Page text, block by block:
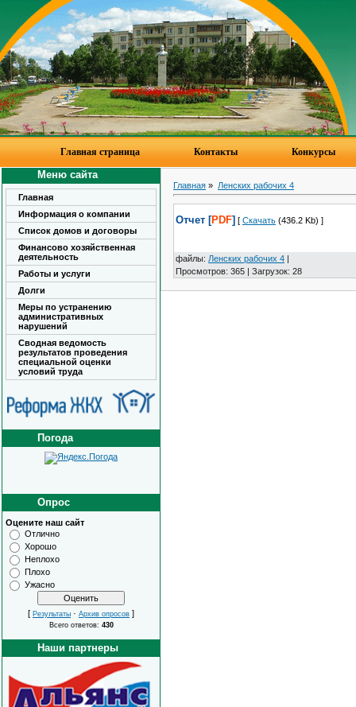
Главная страница Контакты Конкурсы
Меню сайта
Главная
Информация о компании
Список домов и договоры
Финансово хозяйственная
деятельность
Работы и услуги
Долги
Меры по устранению
административных
нарушений
Сводная ведомость
результатов проведения
специальной оценки
условий труда
Погода
Опрос
Оцените наш сайт
Отлично
Хорошо
Неплохо
Плохо
Ужасно
[ Результаты · Архив опросов ]
Всего ответов: 430
Наши партнеры
Главная » Ленских рабочих 4
Отчет [PDF] [ Скачать (436.2 Kb) ]
файлы: Ленских рабочих 4 |
Просмотров: 365 | Загрузок: 28